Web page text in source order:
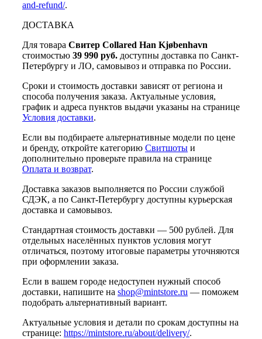
and-refund/.
ДОСТАВКА
Для товара Свитер Collared Han Kjøbenhavn
стоимостью 39 990 руб. доступны доставка по Санкт-
Петербургу и ЛО, самовывоз и отправка по России.
Сроки и стоимость доставки зависят от региона и
способа получения заказа. Актуальные условия,
график и адреса пунктов выдачи указаны на странице
Условия доставки.
Если вы подбираете альтернативные модели по цене
и бренду, откройте категорию Свитшоты и
дополнительно проверьте правила на странице
Оплата и возврат.
Доставка заказов выполняется по России службой
СДЭК, а по Санкт-Петербургу доступны курьерская
доставка и самовывоз.
Стандартная стоимость доставки — 500 рублей. Для
отдельных населённых пунктов условия могут
отличаться, поэтому итоговые параметры уточняются
при оформлении заказа.
Если в вашем городе недоступен нужный способ
доставки, напишите на shop@mintstore.ru — поможем
подобрать альтернативный вариант.
Актуальные условия и детали по срокам доступны на
странице: https://mintstore.ru/about/delivery/.